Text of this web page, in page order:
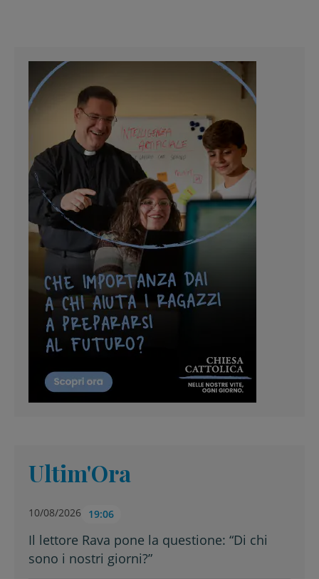
Ultim'Ora
10/08/2026 19:06
Il lettore Rava pone la questione: “Di chi
sono i nostri giorni?”